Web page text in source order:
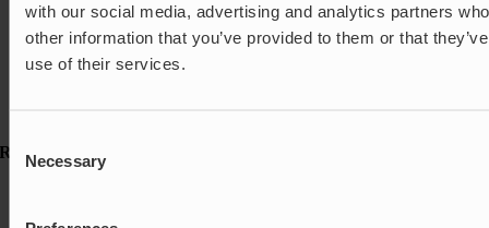
with our social media, advertising and analytics partners
other information that you’ve provided to them or that
use of their services.
Selection
Necessary
Avstängning & Styrning
Akvakultur
Bostäder
Flödesreglering
Resurser